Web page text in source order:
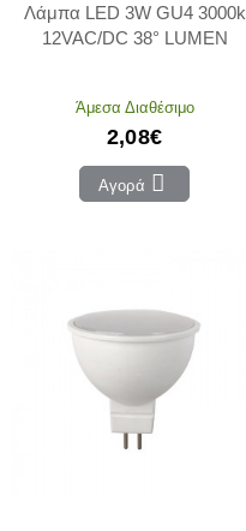
Λάμπα LED 3W GU4 3000k
12VAC/DC 38° LUMEN
Άμεσα Διαθέσιμο
2,08€
Αγορά